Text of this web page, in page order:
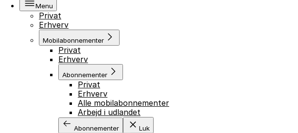
Menu
Privat
Erhverv
Mobilabonnementer
Privat
Erhverv
Abonnementer
Privat
Erhverv
Alle mobilabonnementer
Arbejd i udlandet
Abonnementer Luk